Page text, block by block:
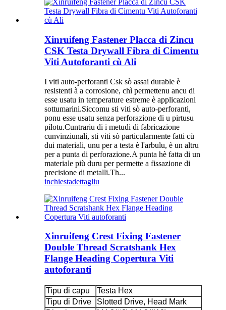
Xinruifeng Fastener Placca di Zincu
CSK Testa Drywall Fibra di Cimentu
Viti Autoforanti cù Ali
I viti auto-perforanti Csk sò assai durable è
resistenti à a corrosione, chì permettenu ancu di
esse usatu in temperature estreme è applicazioni
sottumarini.Siccomu sti viti sò auto-perforanti,
ponu esse usatu senza perforazione di u pirtusu
pilotu.Cuntrariu di i metudi di fabricazione
cunvinziunali, sti viti sò particularmente fatti cù
dui materiali, unu per a testa è l'arbulu, è un altru
per a punta di perforazione.A punta hè fatta di un
materiale più duru per permette a fissazione di
precisione di metalli.Th...
inchiestadettagliu
Xinruifeng Crest Fixing Fastener
Double Thread Scratshank Hex
Flange Heading Copertura Viti
autoforanti
Tipu di capu
Testa Hex
Tipu di Drive
Slotted Drive, Head Mark